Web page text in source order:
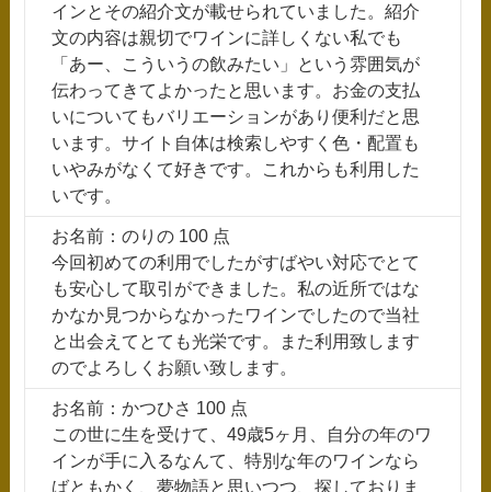
インとその紹介文が載せられていました。紹介
文の内容は親切でワインに詳しくない私でも
「あー、こういうの飲みたい」という雰囲気が
伝わってきてよかったと思います。お金の支払
いについてもバリエーションがあり便利だと思
います。サイト自体は検索しやすく色・配置も
いやみがなくて好きです。これからも利用した
いです。
お名前：のりの 100 点
今回初めての利用でしたがすばやい対応でとて
も安心して取引ができました。私の近所ではな
かなか見つからなかったワインでしたので当社
と出会えてとても光栄です。また利用致します
のでよろしくお願い致します。
お名前：かつひさ 100 点
この世に生を受けて、49歳5ヶ月、自分の年のワ
インが手に入るなんて、特別な年のワインなら
ばともかく、夢物語と思いつつ、探しておりま